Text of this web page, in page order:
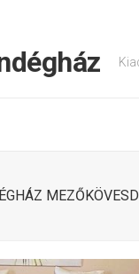
MEZŐKÖVESD